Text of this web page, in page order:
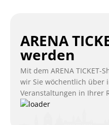
ARENA
werden
Mit dem ARENA
wir Sie wöchentlich über
Veranstaltungen in Ihrer